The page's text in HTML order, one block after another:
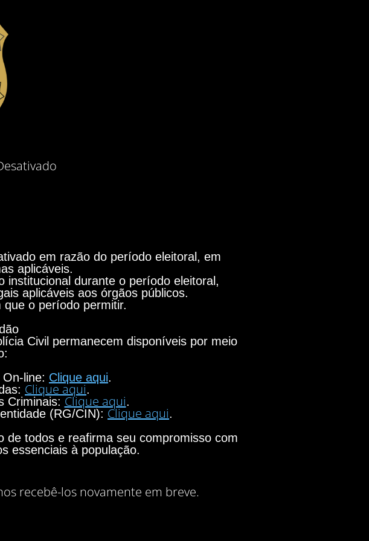
em razão do período eleitoral, em
aplicáveis.
institucional durante o período eleitoral,
aplicáveis aos órgãos públicos.
o período permitir.
Civil permanecem disponíveis por meio
line: Clique aqui.
Clique aqui.
Criminais: Clique aqui.
(RG/CIN): Clique aqui.
de todos e reafirma seu compromisso com
essenciais à população.
recebê-los novamente em breve.